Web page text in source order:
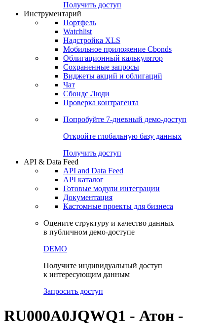
Получить доступ
Инструментарий
Портфель
Watchlist
Надстройка XLS
Мобильное приложение Cbonds
Облигационный калькулятор
Сохраненные запросы
Виджеты акций и облигаций
Чат
Сбондс Люди
Проверка контрагента
Попробуйте 7-дневный демо-доступ
Откройте глобальную базу данных
Получить доступ
API & Data Feed
API and Data Feed
API каталог
Готовые модули интеграции
Документация
Кастомные проекты для бизнеса
Оцените структуру и качество данных
в публичном демо-доступе
DEMO
Получите индивидуальный доступ
к интересующим данным
Запросить доступ
RU000A0JQWQ1 - Атон -